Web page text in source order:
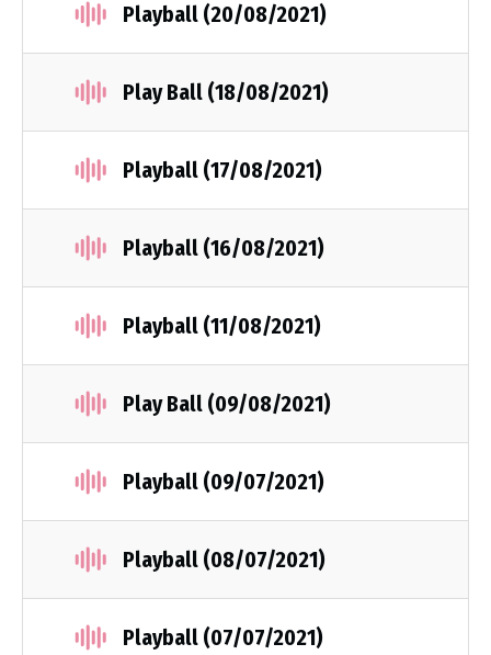
Playball (20/08/2021)
Play Βall (18/08/2021)
Playball (17/08/2021)
Playball (16/08/2021)
Playball (11/08/2021)
Play Ball (09/08/2021)
Playball (09/07/2021)
Playball (08/07/2021)
Playball (07/07/2021)